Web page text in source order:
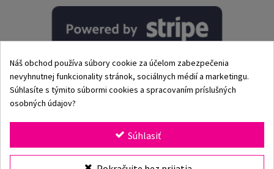
© 2002–2026 Origami-Bikini Kft. Všetky práva vyhradené.
Origami Bikini– prémiové dámske plavky a bikiny priamo
Náš obchod používa súbory cookie za účelom zabezpečenia
nevyhnutnej funkcionality stránok, sociálnych médií a marketingu.
Súhlasíte s týmito súbormi cookies a spracovaním príslušných
osobných údajov?
Súhlasiť